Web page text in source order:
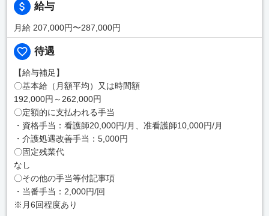
給与
月給 207,000円〜287,000円
待遇
【給与補足】
〇基本給（月額平均）又は時間額
192,000円～262,000円
〇定額的に支払われる手当
・資格手当：看護師20,000円/月、准看護師10,000円/月
・介護処遇改善手当：5,000円
〇固定残業代
なし
〇その他の手当等付記事項
・当番手当：2,000円/回
※月6回程度あり